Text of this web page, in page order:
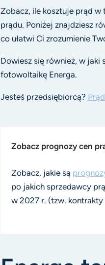
Zobacz, ile kosztuje prąd w
prądu. Poniżej znajdziesz
co ułatwi Ci zrozumienie
Dowiesz się również, w jaki
fotowoltaikę Energa.
Jesteś przedsiębiorcą?
Zobacz prognozy cen
Zobacz, jakie są
po jakich sprzedawcy
w 2027 r. (tzw.